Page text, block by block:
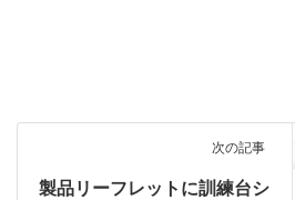
次の記事
製品リーフレットに訓練台シ